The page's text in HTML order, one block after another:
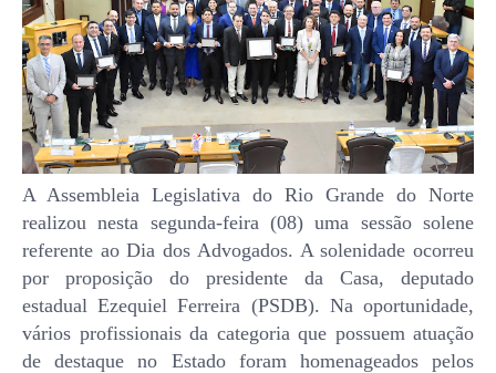
A Assembleia Legislativa do Rio Grande do Norte
realizou nesta segunda-feira (08) uma sessão solene
referente ao Dia dos Advogados. A solenidade ocorreu
por proposição do presidente da Casa, deputado
estadual Ezequiel Ferreira (PSDB). Na oportunidade,
vários profissionais da categoria que possuem atuação
de destaque no Estado foram homenageados pelos